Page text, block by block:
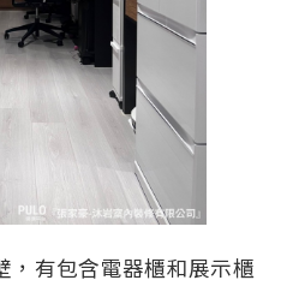
，有包含電器櫃和展示櫃